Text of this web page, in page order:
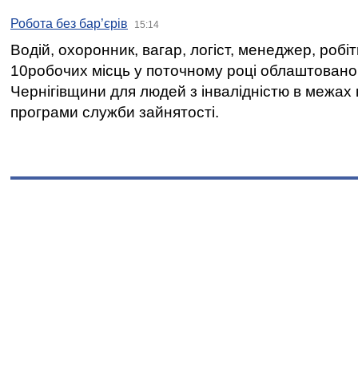
Робота без бар’єрів 15:14
Водій, охоронник, вагар, логіст, менеджер,
10робочих місць у поточному році
Чернігівщини для людей з інвалідністю в межах
програми служби зайнятості.